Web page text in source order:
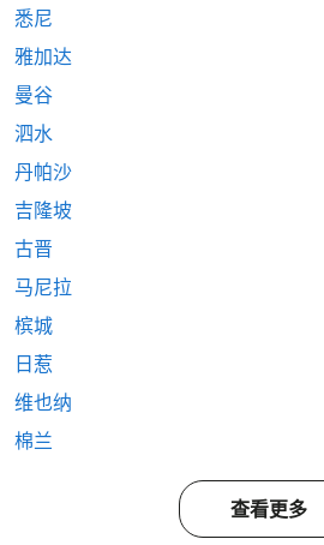
悉尼
雅加达
曼谷
泗水
丹帕沙
吉隆坡
古晋
马尼拉
槟城
日惹
维也纳
棉兰
查看更多